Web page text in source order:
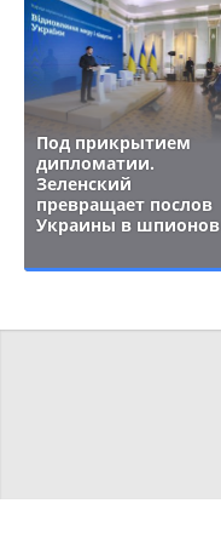
Под прикрытием
дипломатии.
Зеленский
превращает послов
Украины в шпионов